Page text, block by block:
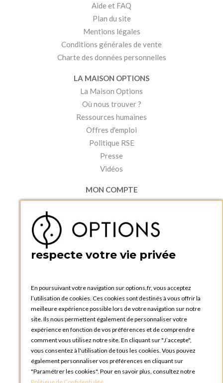
Aide et FAQ
Plan du site
Mentions légales
Conditions générales de vente
Charte des données personnelles
LA MAISON OPTIONS
La Maison Options
Où nous trouver ?
Ressources humaines
Offres d'emploi
Politique RSE
Presse
Vidéos
MON COMPTE
Accéder à mon compte
Créer un compte
PRATIQUE
Catalogues et bons de commande
Tutoriels
OPTIONS LUXEMBOURG
13 rue Paul Rischard
5324 Contern
respecte votre vie privée
En poursuivant votre navigation sur options.fr, vous acceptez
l’utilisation de cookies. Ces cookies sont destinés à vous offrir la
meilleure expérience possible lors de votre navigation sur notre
site. Ils nous permettent également de personnaliser votre
expérience en fonction de vos préférences et de comprendre
comment vous utilisez notre site. En cliquant sur "J’accepte",
vous consentez à l'utilisation de tous les cookies. Vous pouvez
également personnaliser vos préférences en cliquant sur
"Paramétrer les cookies". Pour en savoir plus, consultez notre